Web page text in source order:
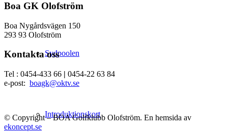
Sydpoolen
Introduktionskort
Boa GK Olofström
Boa Nygårdsvägen 150
293 93 Olofström
Kontakta oss
Tel : 0454-433 66 | 0454-22 63 84
e-post: boagk@oktv.se
© Copyright – BOA Golfklubb Olofström. En hemsida av
ekoncept.se